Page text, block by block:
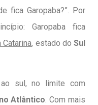
fica Garopaba?”. Por
Garopaba fica
Catarina, estado doSul
sul, no limite com
Atlântico . Com mais